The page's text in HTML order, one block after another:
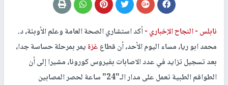
نابلس -النجاح الإخباري -أكد استشاري الصحة العامة وعلم الأوبئة، د.
محمد ابو ريا، مساء اليوم الأحد، أن قطاعغزةيمر بمرحلة حساسة جدا،
بعد تسجيل تزايد في عدد الاصابات بفيروس كورونا، مشيرا إلى أن
الطواقم الطبية تعمل على مدار الـ"24" ساعة لحصر المصابين